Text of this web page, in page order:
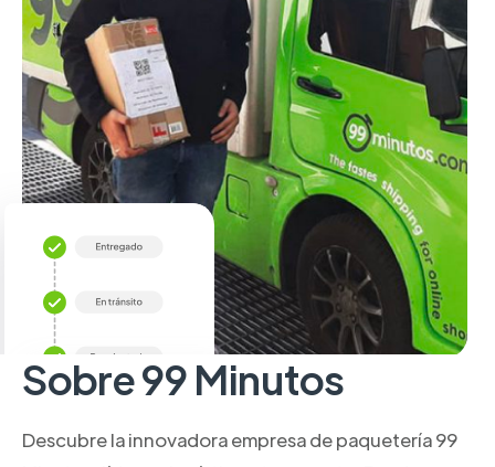
Sobre 99 Minutos
Descubre la innovadora empresa de paquetería 99